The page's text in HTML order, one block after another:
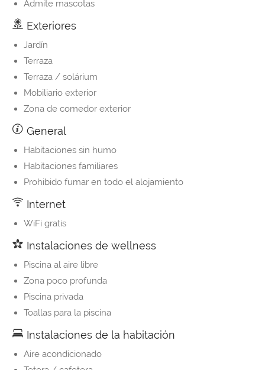
Admite mascotas
Exteriores
Jardín
Terraza
Terraza / solárium
Mobiliario exterior
Zona de comedor exterior
General
Habitaciones sin humo
Habitaciones familiares
Prohibido fumar en todo el alojamiento
Internet
WiFi gratis
Instalaciones de wellness
Piscina al aire libre
Zona poco profunda
Piscina privada
Toallas para la piscina
Instalaciones de la habitación
Aire acondicionado